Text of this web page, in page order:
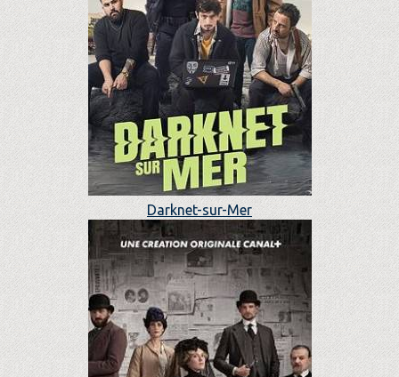
Darknet-sur-Mer